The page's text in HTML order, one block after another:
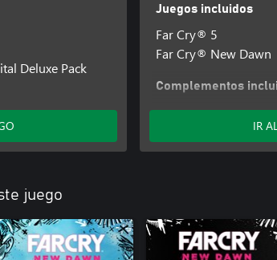
Deluxe Pack
Juegos incluidos
Far Cry® 5
Far Cry® New Dawn
Complementos
Far Cry® New Dawn
IR
juego